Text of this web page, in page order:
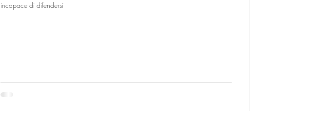
incapace di difendersi